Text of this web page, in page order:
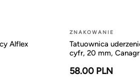
Alflex
ZNAKOWANIE
Tatuownica
cyfr, 20 mm,
58.00 PLN